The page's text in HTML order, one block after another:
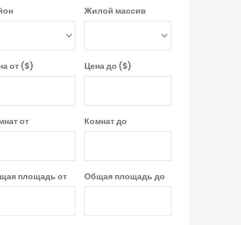
Жилой массив
от ($) Цена до ($)
от Комнат до
площадь от Общая площадь до